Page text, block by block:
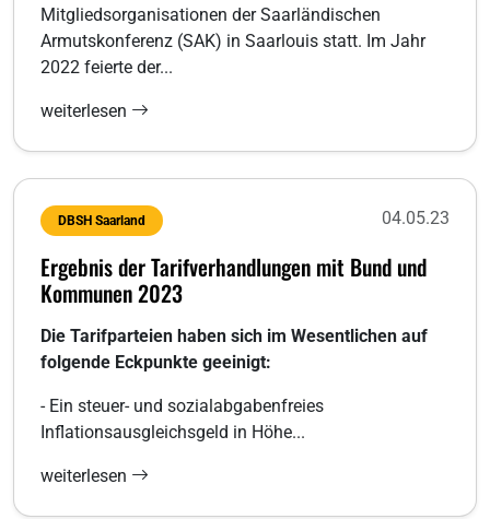
Mitgliedsorganisationen der Saarländischen
Armutskonferenz (SAK) in Saarlouis statt. Im Jahr
2022 feierte der...
weiterlesen
DBSH Saarland 04.05.23
Ergebnis der Tarifverhandlungen mit Bund und
Kommunen 2023
Die Tarifparteien haben sich im Wesentlichen auf
folgende Eckpunkte geeinigt:
- Ein steuer- und sozialabgabenfreies
Inflationsausgleichsgeld in Höhe...
weiterlesen